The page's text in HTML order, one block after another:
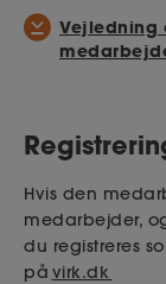
Vejledning
Hvis den
medarbejder,
du registreres
på virk.dk